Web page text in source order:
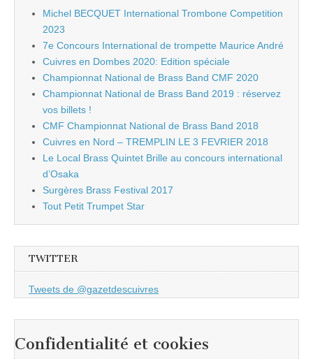
Michel BECQUET International Trombone Competition
2023
7e Concours International de trompette Maurice André
Cuivres en Dombes 2020: Edition spéciale
Championnat National de Brass Band CMF 2020
Championnat National de Brass Band 2019 : réservez
vos billets !
CMF Championnat National de Brass Band 2018
Cuivres en Nord – TREMPLIN LE 3 FEVRIER 2018
Le Local Brass Quintet Brille au concours international
d’Osaka
Surgères Brass Festival 2017
Tout Petit Trumpet Star
TWITTER
Tweets de @gazetdescuivres
Confidentialité et cookies